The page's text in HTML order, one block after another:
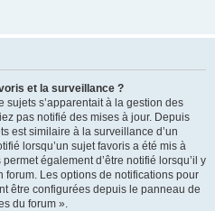
et la surveillance ?
sujets s’apparentait à la gestion des
pas notifié des mises à jour. Depuis
est similaire à la surveillance d’un
lorsqu’un sujet favoris a été mis à
également d’être notifié lorsqu’il y
Les options de notifications pour
être configurées depuis le panneau de
du forum ».